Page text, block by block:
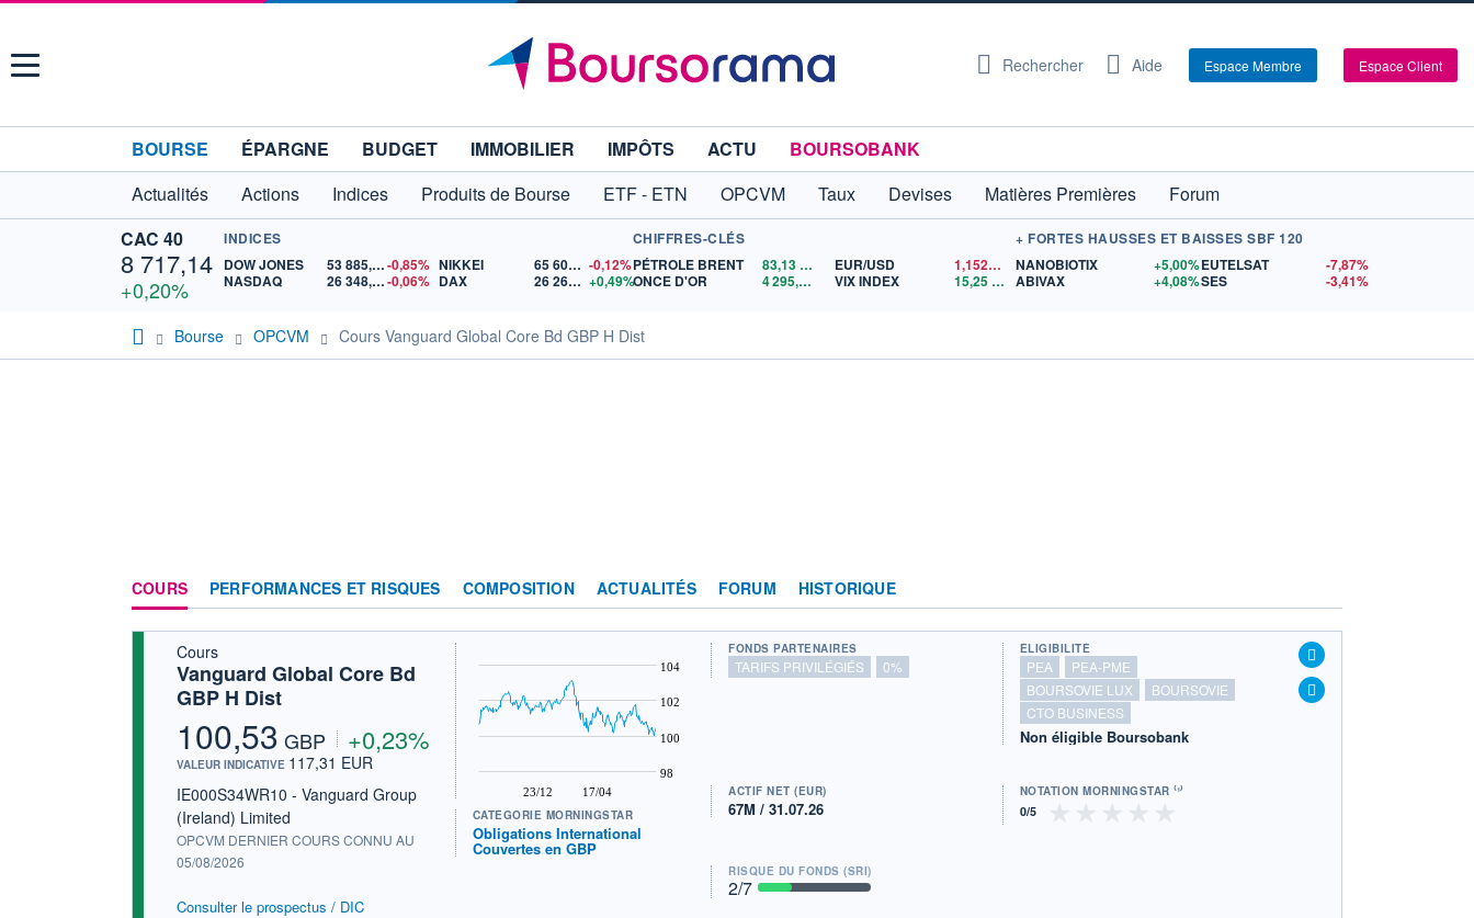
Menu Rechercher Aide Espace Membre Espace Client
BOURSE ÉPARGNE BUDGET IMMOBILIER IMPÔTS ACTU
BOURSOBANK
Actualités
Actions Indices Produits de Bourse ETF - ETN OPCVM Taux Devises Matières Premières
Forum
CAC 40
8 717,14
+0,20%
INDICES
DOW JONES
53 885,10-0,85%
NASDAQ
26 348,35-0,06%
NIKKEI 65 606,71 -0,12%
DAX
26 268,37 +0,49%
CHIFFRES-CLÉS
PÉTROLE BRENT
83,13
ONCE D'OR
4 295,48 $US
EUR/USD 1,1520$US
VIX INDEX
15,25$US
+ FORTES HAUSSES ET BAISSES SBF 120
NANOBIOTIX
+5,00%
ABIVAX
+4,08%
EUTELSAT
-7,87%
SES
-3,41%
Bourse OPCVM Cours Vanguard Global Core Bd GBP H Dist
COURS PERFORMANCES ET RISQUES COMPOSITION ACTUALITÉS FORUM HISTORIQUE
Cours
Vanguard Global Core Bd
GBP H Dist
100,53 GBP +0,23%
VALEUR INDICATIVE 117,31 EUR
IE000S34WR10 - Vanguard Group
(Ireland) Limited
OPCVM DERNIER COURS CONNU AU
05/08/2026
Consulter le prospectus / DIC
23/12 17/04
98
100
102
104
CATÉGORIE MORNINGSTAR
Obligations International
Couvertes en GBP
FONDS PARTENAIRES
TARIFS PRIVILÉGIÉS 0%
ÉLIGIBILITÉ
PEA
PEA-PME
BOURSOVIE LUX
BOURSOVIE
CTO BUSINESS
Non éligible Boursobank
ACTIF NET (EUR)
67M / 31.07.26
NOTATION MORNINGSTAR ⁽¹⁾
RISQUE DU FONDS (SRI)
2/7